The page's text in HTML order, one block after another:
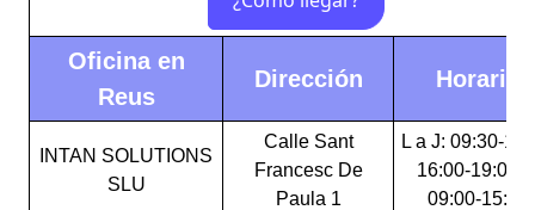
Oficina en
Reus
Dirección Horario
INTAN SOLUTIONS
SLU
Calle Sant
Francesc De
Paula 1
L a J: 09:30-
16:00-19:00
09:00-15:00